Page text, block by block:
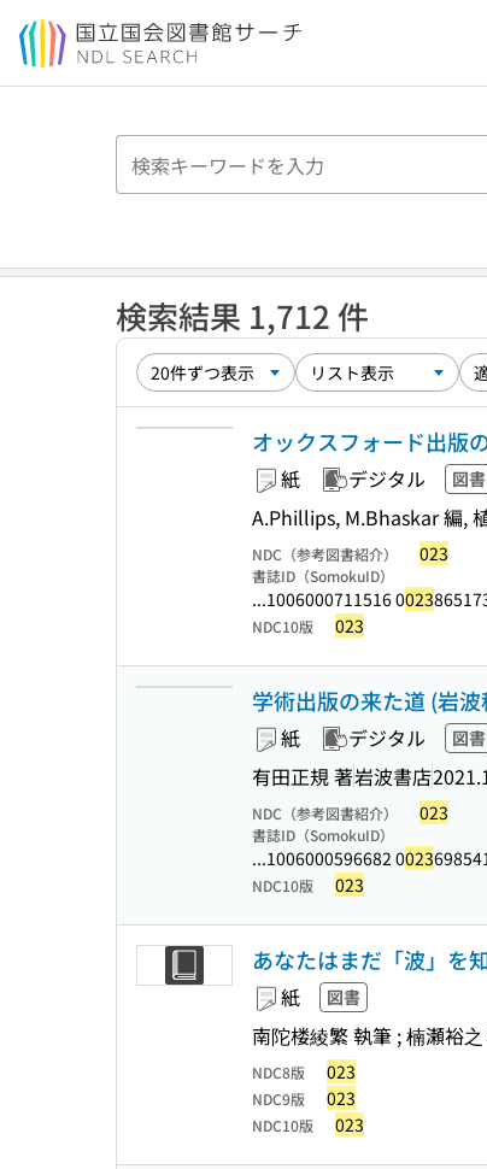
本文へ移動
検索結果 1,712 件
オックスフォード出版
紙 デジタル 図書
A.Phillips, M.Bhaskar 編,
NDC（参考図書紹介） 023
書誌ID（SomokuID）
...1006000711516 0023
NDC10版 023
学術出版の来た道 (岩
紙 デジタル 図書
有田正規 著岩波書店
NDC（参考図書紹介） 023
書誌ID（SomokuID）
...1006000596682 0023
NDC10版 023
あなたはまだ「波」を
紙 図書
南陀楼綾繁 執筆 ; 楠瀬裕
NDC8版 023
NDC9版 023
NDC10版 023